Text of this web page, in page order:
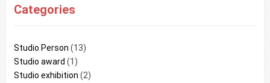
Categories
Studio Person (13)
Studio award (1)
Studio exhibition (2)